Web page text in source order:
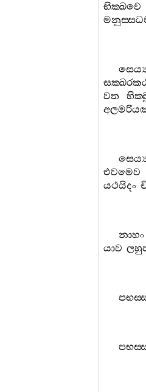
භික‍්ඛවෙ
වත
එවමෙව
යථයිදං
නාහං
යාව